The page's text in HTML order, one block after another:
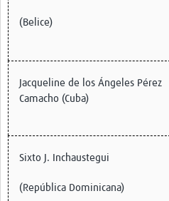
(Belice)
Jacqueline de los Ángeles Pérez
Camacho (Cuba)
Sixto J. Inchaustegui
(República Dominicana)